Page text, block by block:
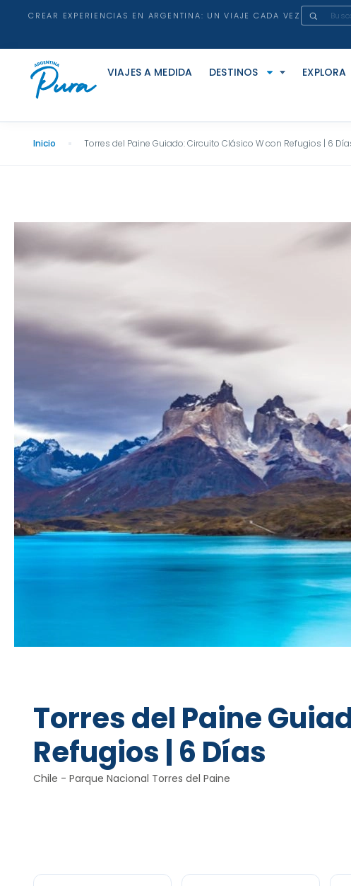
CREAR EXPERIENCIAS EN ARGENTINA: UN VIAJE CADA VEZ
VIAJES A MEDIDA DESTINOS EXPLORA
Inicio Torres del Paine Guiado: Circuito Clásico W con Refugios | 6
Torres del Paine
Refugios | 6 Días
Chile - Parque Nacional Torres del Paine